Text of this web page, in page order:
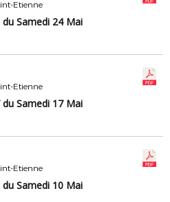
Etienne
Samedi 24 Mai
Etienne
Samedi 17 Mai
Etienne
Samedi 10 Mai